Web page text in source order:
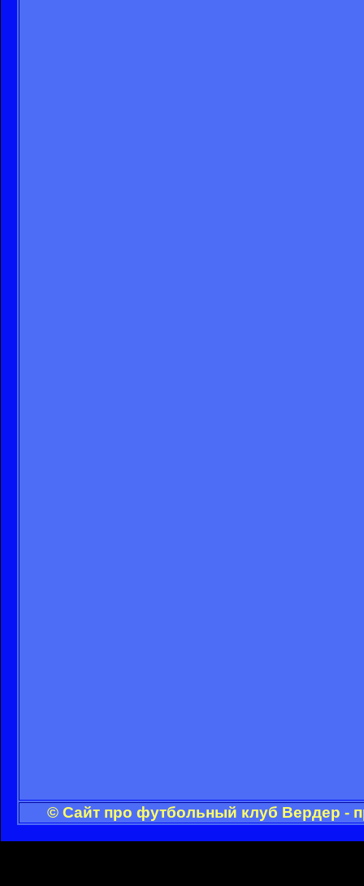
© Сайт про футбольный клуб Вердер -